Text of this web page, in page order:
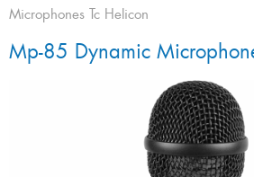
Microphones Tc Helicon
Mp-85 Dynamic